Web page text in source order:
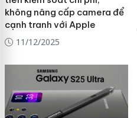
không nâng cấp camera để
cạnh tranh với Apple
11/12/2025